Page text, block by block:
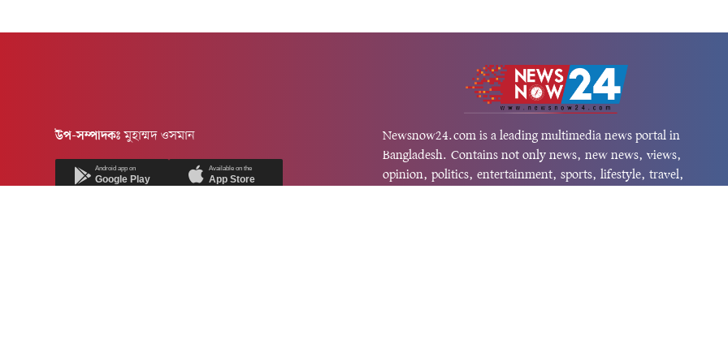
উপ-সম্পাদকঃমুহাম্মদ ওসমান
Android app on
Google Play
Available on the
App Store
Newsnow24.com is a leading multimedia news portal in
Bangladesh. Contains not only news, new news, views,
opinion, politics, entertainment, sports, lifestyle, travel,